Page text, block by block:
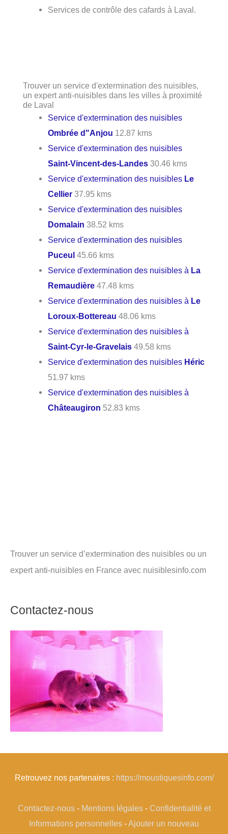
Services de contrôle des cafards à Laval.
Trouver un service d'extermination des nuisibles,
un expert anti-nuisibles dans les villes à proximité
de Laval
Service d'extermination des nuisibles
Ombrée d"Anjou 12.87 kms
Service d'extermination des nuisibles
Saint-Vincent-des-Landes 30.46 kms
Service d'extermination des nuisibles Le
Cellier 37.95 kms
Service d'extermination des nuisibles
Domalain 38.52 kms
Service d'extermination des nuisibles
Puceul 45.66 kms
Service d'extermination des nuisibles à La
Remaudière 47.48 kms
Service d'extermination des nuisibles à Le
Loroux-Bottereau 48.06 kms
Service d'extermination des nuisibles à
Saint-Cyr-le-Gravelais 49.58 kms
Service d'extermination des nuisibles Héric
51.97 kms
Service d'extermination des nuisibles à
Châteaugiron 52.83 kms
Trouver un service d’extermination des nuisibles ou un
expert anti-nuisibles en France avec nuisiblesinfo.com
Contactez-nous
Retrouvez nos partenaires : https://moustiquesinfo.com/
Contactez-nous- Mentions légales- Confidentialité et
Informations personnelles -Ajouter un nouveau